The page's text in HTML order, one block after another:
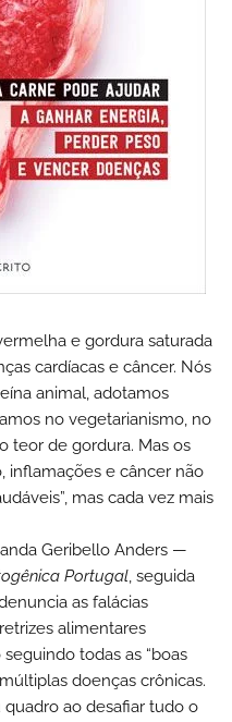
e gordura saturada
cardíacas e câncer. Nós
animal, adotamos
no vegetarianismo, no
teor de gordura. Mas os
inflamações e câncer não
mas cada vez mais
Geribello Anders —
Portugal, seguida
as falácias
alimentares
todas as “boas
doenças crônicas.
ao desafiar tudo o